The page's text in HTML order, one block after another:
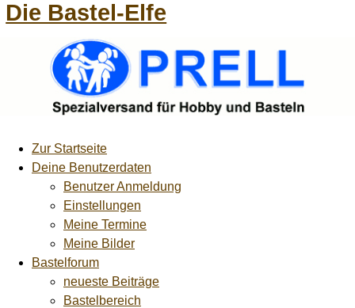
Die Bastel-Elfe
Zur Startseite
Deine Benutzerdaten
Benutzer Anmeldung
Einstellungen
Meine Termine
Meine Bilder
Bastelforum
neueste Beiträge
Bastelbereich